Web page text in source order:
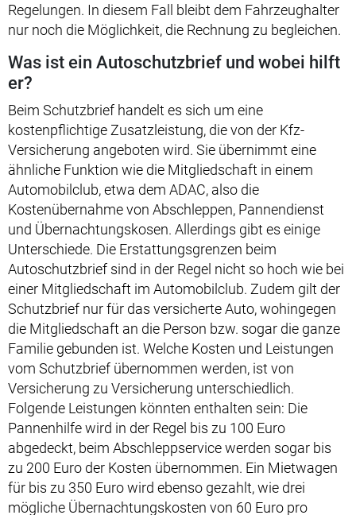
Regelungen. In diesem Fall bleibt dem Fahrzeughalter
nur noch die Möglichkeit, die Rechnung zu begleichen.
Was ist ein Autoschutzbrief und wobei hilft
er?
Beim Schutzbrief handelt es sich um eine
kostenpflichtige Zusatzleistung, die von der Kfz-
Versicherung angeboten wird. Sie übernimmt eine
ähnliche Funktion wie die Mitgliedschaft in einem
Automobilclub, etwa dem ADAC, also die
Kostenübernahme von Abschleppen, Pannendienst
und Übernachtungskosen. Allerdings gibt es einige
Unterschiede. Die Erstattungsgrenzen beim
Autoschutzbrief sind in der Regel nicht so hoch wie bei
einer Mitgliedschaft im Automobilclub. Zudem gilt der
Schutzbrief nur für das versicherte Auto, wohingegen
die Mitgliedschaft an die Person bzw. sogar die ganze
Familie gebunden ist. Welche Kosten und Leistungen
vom Schutzbrief übernommen werden, ist von
Versicherung zu Versicherung unterschiedlich.
Folgende Leistungen könnten enthalten sein: Die
Pannenhilfe wird in der Regel bis zu 100 Euro
abgedeckt, beim Abschleppservice werden sogar bis
zu 200 Euro der Kosten übernommen. Ein Mietwagen
für bis zu 350 Euro wird ebenso gezahlt, wie drei
mögliche Übernachtungskosten von 60 Euro pro